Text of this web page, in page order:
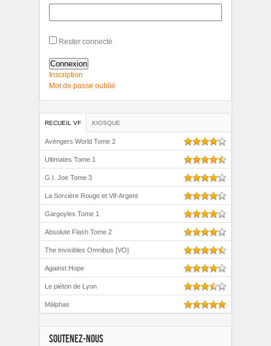
Rester connecté
Connexion
Inscription
Mot de passe oublié
RECUEIL VF KIOSQUE
Avengers World Tome 2
Ultimates Tome 1
G.I. Joe Tome 3
La Sorcière Rouge et Vif-Argent
Gargoyles Tome 1
Absolute Flash Tome 2
The Invisibles Omnibus [VO]
Against Hope
Le piéton de Lyon
Màlphas
SOUTENEZ-NOUS